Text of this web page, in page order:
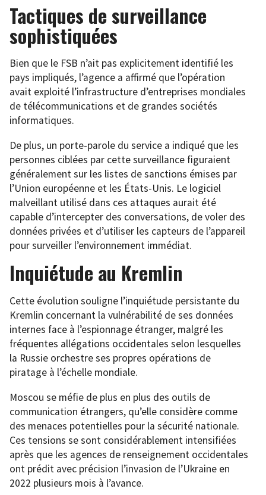
Tactiques de surveillance
sophistiquées
Bien que le FSB n’ait pas explicitement identifié les
pays impliqués, l’agence a affirmé que l’opération
avait exploité l’infrastructure d’entreprises mondiales
de télécommunications et de grandes sociétés
informatiques.
De plus, un porte-parole du service a indiqué que les
personnes ciblées par cette surveillance figuraient
généralement sur les listes de sanctions émises par
l’Union européenne et les États-Unis. Le logiciel
malveillant utilisé dans ces attaques aurait été
capable d’intercepter des conversations, de voler des
données privées et d’utiliser les capteurs de l’appareil
pour surveiller l’environnement immédiat.
Inquiétude au Kremlin
Cette évolution souligne l’inquiétude persistante du
Kremlin concernant la vulnérabilité de ses données
internes face à l’espionnage étranger, malgré les
fréquentes allégations occidentales selon lesquelles
la Russie orchestre ses propres opérations de
piratage à l’échelle mondiale.
Moscou se méfie de plus en plus des outils de
communication étrangers, qu’elle considère comme
des menaces potentielles pour la sécurité nationale.
Ces tensions se sont considérablement intensifiées
après que les agences de renseignement occidentales
ont prédit avec précision l’invasion de l’Ukraine en
2022 plusieurs mois à l’avance.